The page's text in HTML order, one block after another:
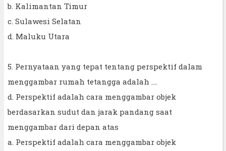
b. Kalimantan Timur
c. Sulawesi Selatan
d. Maluku Utara
5. Pernyataan yang tepat tentang perspektif dalam
menggambar rumah tetangga adalah ....
d. Perspektif adalah cara menggambar objek
berdasarkan sudut dan jarak pandang saat
menggambar dari depan atas
a. Perspektif adalah cara menggambar objek